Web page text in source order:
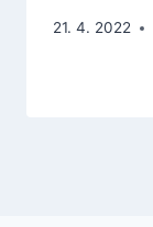
21. 4. 2022